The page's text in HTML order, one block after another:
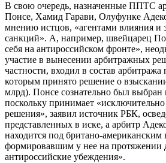
В свою очередь, назначенные ППТС
Понсе, Хамид Гарави, Олуфунке
мнению истцов, «агентами влияния и
санкций». А, например, швейцарец
себя на антироссийском фронте»,
участие в вынесении арбитражных
частности, входил в состав
которым принято решение о
млрд). Понсе сознательно был выбран
поскольку принимает
решения», заявил источник РБК,
представленных в иске, а арбитр
находится под британо-американским
формировавшим у нее на протяжении
антироссийские убеждения».